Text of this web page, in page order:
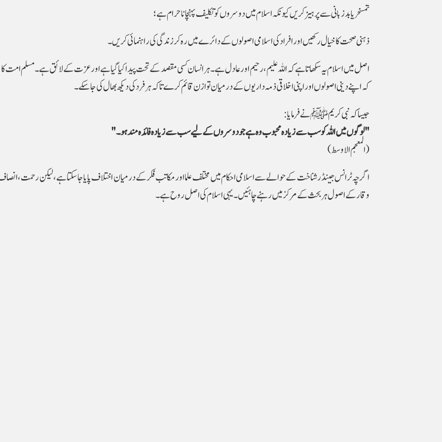
تمسخر یا بدزبانی سے پرہیز کریں کیونکہ اسلام میں دوسروں کو تکلیف پہنچانا حرام ہے؛
ذہنی صحت کا خیال رکھیں اور افراد کی اسلامی اصولوں کے دائرے میں رہ کر زندگی کی راہنمائی کریں۔
اصل میں اسلام یہ سکھاتا ہے کہ اللہ علیم، رحیم اور عادل ہے۔ ہر انسان کسی مقصد کے تحت پیدا کیا گیا ہے اور عزت کے لائق ہے۔ مسلم امت کا
کہ اپنے دینی اصولوں اور اپنی اخلاقی ذمہ داریوں کے درمیان توازن قائم کرے تاکہ ہر فرد کی دیکھ بھال کی جا سکے۔
جیسا کہ نبی کریم ﷺ نے فرمایا:
"لوگوں میں اللہ کو سب سے زیادہ محبوب وہ ہے جو دوسروں کے لیے سب سے زیادہ فائدہ مند ہو۔"
(المعجم الاوسط)
اگرچہ ٹرانس جینڈر شناخت کے حوالے سے اسلامی احکام میں مختلف علما اور مکاتب فکر کے درمیان اختلاف پایا جا سکتا ہے، لیکن رحمت، انصاف
وقار کے اصول ہر بحث کے مرکز میں رہنے چاہئیں۔ یہی اسلام کی اصل روح ہے۔